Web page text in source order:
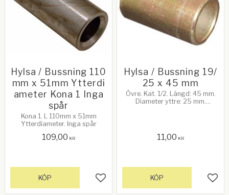
Hylsa / Bussning 110
mm x 51mm Ytterdi
ameter Kona 1 Inga
spår
Kona 1. L 110mm x 51mm
Ytterdiameter. Inga spår
109,00 KR
Lägg till i favoriter
KÖP
Hylsa / Bussning 19/
25 x 45 mm
Övre. Kat. 1/2. Längd: 45 mm.
Diameter yttre: 25 mm.
11,00 KR
KÖP